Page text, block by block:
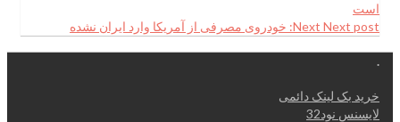
است
Next Next post: خودروی مصرفی از آمریکا وارد ایران نشده
.
خرید بک لینک دائمی
لایسنس نود32